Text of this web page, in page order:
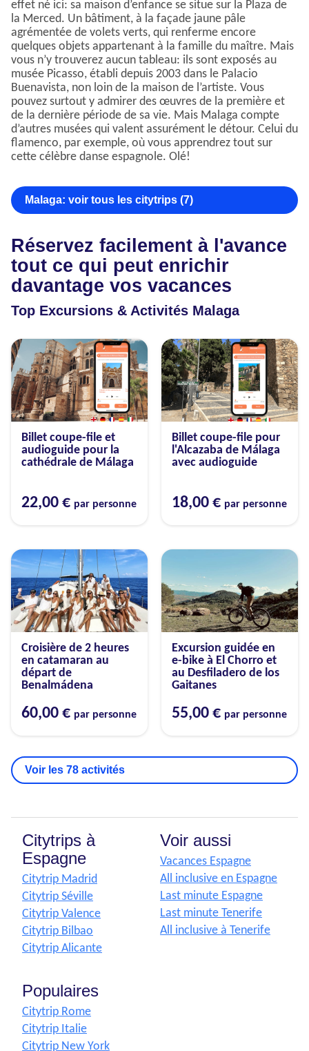
effet né ici: sa maison d’enfance se situe sur la Plaza de
la Merced. Un bâtiment, à la façade jaune pâle
agrémentée de volets verts, qui renferme encore
quelques objets appartenant à la famille du maître. Mais
vous n’y trouverez aucun tableau: ils sont exposés au
musée Picasso, établi depuis 2003 dans le Palacio
Buenavista, non loin de la maison de l’artiste. Vous
pouvez surtout y admirer des œuvres de la première et
de la dernière période de sa vie. Mais Malaga compte
d’autres musées qui valent assurément le détour. Celui du
flamenco, par exemple, où vous apprendrez tout sur
cette célèbre danse espagnole. Olé!
Malaga: voir tous les citytrips (7)
Réservez facilement à l'avance
tout ce qui peut enrichir
davantage vos vacances
Top Excursions & Activités Malaga
Billet coupe-file et
audioguide pour la
cathédrale de Málaga
22,00 € par personne
Billet coupe-file pour
l'Alcazaba de Málaga
avec audioguide
18,00 € par personne
Croisière de 2 heures
en catamaran au
départ de
Benalmádena
60,00 € par personne
Excursion guidée en
e-bike à El Chorro et
au Desfiladero de los
Gaitanes
55,00 € par personne
Voir les 78 activités
Citytrips à
Espagne
Citytrip Madrid
Citytrip Séville
Citytrip Valence
Citytrip Bilbao
Citytrip Alicante
Voir aussi
Vacances Espagne
All inclusive en Espagne
Last minute Espagne
Last minute Tenerife
All inclusive à Tenerife
Populaires
Citytrip Rome
Citytrip Italie
Citytrip New York